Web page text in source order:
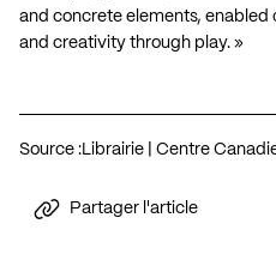
and concrete elements,
and creativity through play. »
Source : Librairie | Centre
Partager l'article